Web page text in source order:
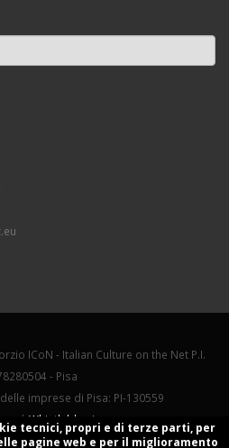
ICoN - Italian Culture on the Net P.I.
- Pisa
imprese di Pisa: PI-130559
| Whistleblowing
tecnici, propri e di terze parti, per
pagine web e per il miglioramento